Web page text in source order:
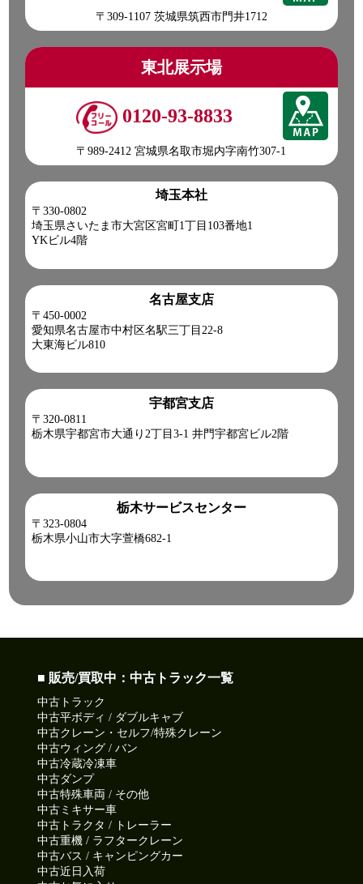
〒309-1107 茨城県筑西市門井1712
東北展示場
0120-93-8833
〒989-2412 宮城県名取市堀内字南竹307-1
埼玉本社
〒330-0802
埼玉県さいたま市大宮区宮町1丁目103番地1
YKビル4階
名古屋支店
〒450-0002
愛知県名古屋市中村区名駅三丁目22-8
大東海ビル810
宇都宮支店
〒320-0811
栃木県宇都宮市大通り2丁目3-1 井門宇都宮ビル2階
栃木サービスセンター
〒323-0804
栃木県小山市大字萱橋682-1
■ 販売/買取中：中古トラック一覧
中古トラック
中古平ボディ / ダブルキャブ
中古クレーン・セルフ/特殊クレーン
中古ウィング / バン
中古冷蔵冷凍車
中古ダンプ
中古特殊車両 / その他
中古ミキサー車
中古トラクタ / トレーラー
中古重機 / ラフタークレーン
中古バス / キャンピングカー
中古近日入荷